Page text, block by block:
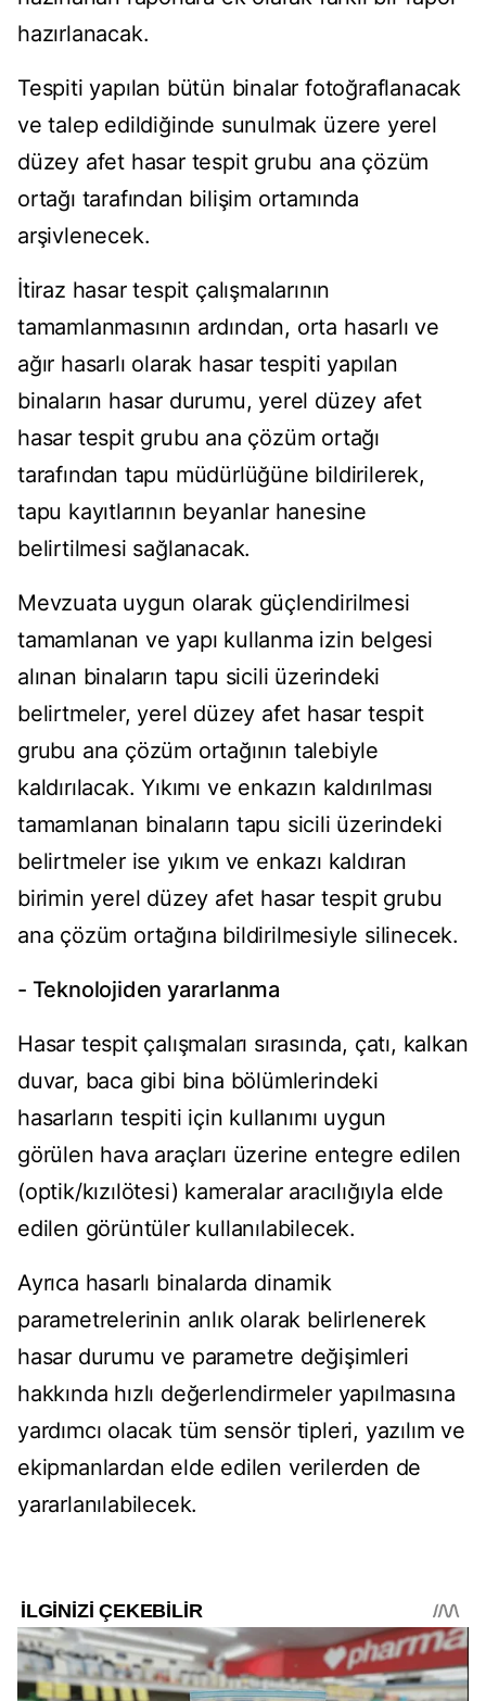
hazırlanacak.
Tespiti yapılan bütün binalar fotoğraflanacak
ve talep edildiğinde sunulmak üzere yerel
düzey afet hasar tespit grubu ana çözüm
ortağı tarafından bilişim ortamında
arşivlenecek.
İtiraz hasar tespit çalışmalarının
tamamlanmasının ardından, orta hasarlı ve
ağır hasarlı olarak hasar tespiti yapılan
binaların hasar durumu, yerel düzey afet
hasar tespit grubu ana çözüm ortağı
tarafından tapu müdürlüğüne bildirilerek,
tapu kayıtlarının beyanlar hanesine
belirtilmesi sağlanacak.
Mevzuata uygun olarak güçlendirilmesi
tamamlanan ve yapı kullanma izin belgesi
alınan binaların tapu sicili üzerindeki
belirtmeler, yerel düzey afet hasar tespit
grubu ana çözüm ortağının talebiyle
kaldırılacak. Yıkımı ve enkazın kaldırılması
tamamlanan binaların tapu sicili üzerindeki
belirtmeler ise yıkım ve enkazı kaldıran
birimin yerel düzey afet hasar tespit grubu
ana çözüm ortağına bildirilmesiyle silinecek.
- Teknolojiden yararlanma
Hasar tespit çalışmaları sırasında, çatı, kalkan
duvar, baca gibi bina bölümlerindeki
hasarların tespiti için kullanımı uygun
görülen hava araçları üzerine entegre edilen
(optik/kızılötesi) kameralar aracılığıyla elde
edilen görüntüler kullanılabilecek.
Ayrıca hasarlı binalarda dinamik
parametrelerinin anlık olarak belirlenerek
hasar durumu ve parametre değişimleri
hakkında hızlı değerlendirmeler yapılmasına
yardımcı olacak tüm sensör tipleri, yazılım ve
ekipmanlardan elde edilen verilerden de
yararlanılabilecek.